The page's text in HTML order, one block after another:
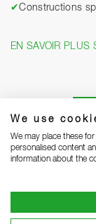
We use
We may place these
personalised content
information about the
✔Constructions
EN SAVOIR PLUS
Mentions légales
CGV